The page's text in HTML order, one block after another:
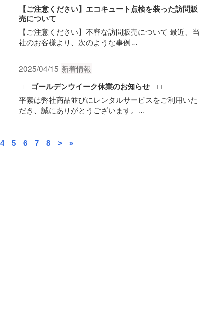
【ご注意ください】エコキュート点検を装った訪問販
売について
【ご注意ください】不審な訪問販売について 最近、当
社のお客様より、次のような事例…
2025/04/15 新着情報
□ ゴールデンウイーク休業のお知らせ □
平素は弊社商品並びにレンタルサービスをご利用いた
だき、誠にありがとうございます。…
4 5 6 7 8 > »